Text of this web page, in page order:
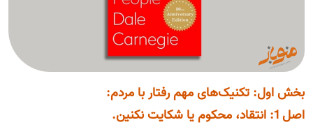
بخش اول: تکنیک‌های مهم رفتار با مردم:
اصل 1: انتقاد، محکوم یا شکایت نکنین.